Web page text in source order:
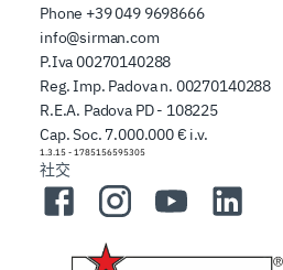
Phone +39 049 9698666
info@sirman.com
P.Iva 00270140288
Reg. Imp. Padova n. 00270140288
R.E.A. Padova PD - 108225
Cap. Soc. 7.000.000 € i.v.
1.3.15 - 1785156595305
社交
FacebookInstagramYouTubeLinkedIn